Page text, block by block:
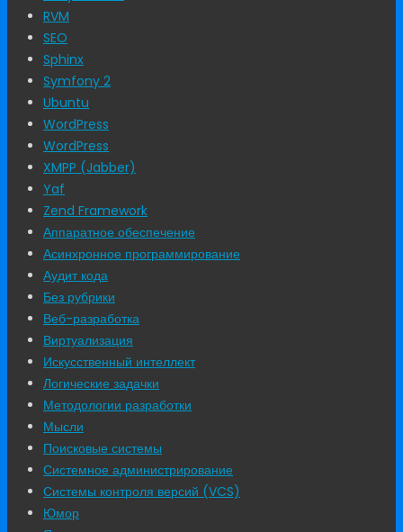
RVM
SEO
Sphinx
Symfony 2
Ubuntu
WordPress
WordPress
XMPP (Jabber)
Yaf
Zend Framework
Аппаратное обеспечение
Асинхронное программирование
Аудит кода
Без рубрики
Веб-разработка
Виртуализация
Искусственный интеллект
Логические задачки
Методологии разработки
Мысли
Поисковые системы
Системное администрирование
Системы контроля версий (VCS)
Юмор